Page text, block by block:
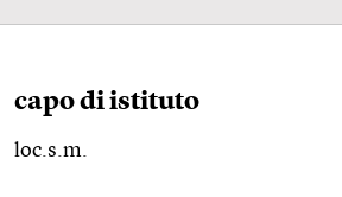
capo di istituto
loc.s.m.